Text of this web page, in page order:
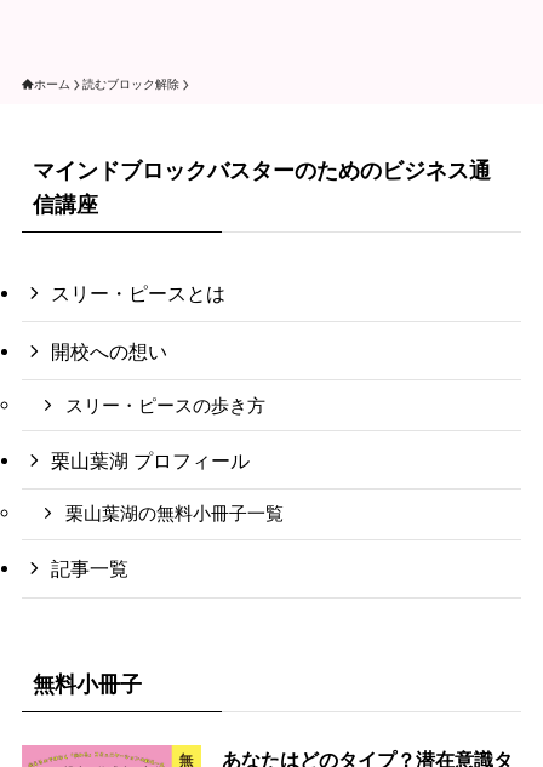
ホーム 読むブロック解除
マインドブロックバスターのためのビジネス通
信講座
スリー・ピースとは
開校への想い
スリー・ピースの歩き方
栗山葉湖 プロフィール
栗山葉湖の無料小冊子一覧
記事一覧
無料小冊子
あなたはどのタイプ？潜在意識タ